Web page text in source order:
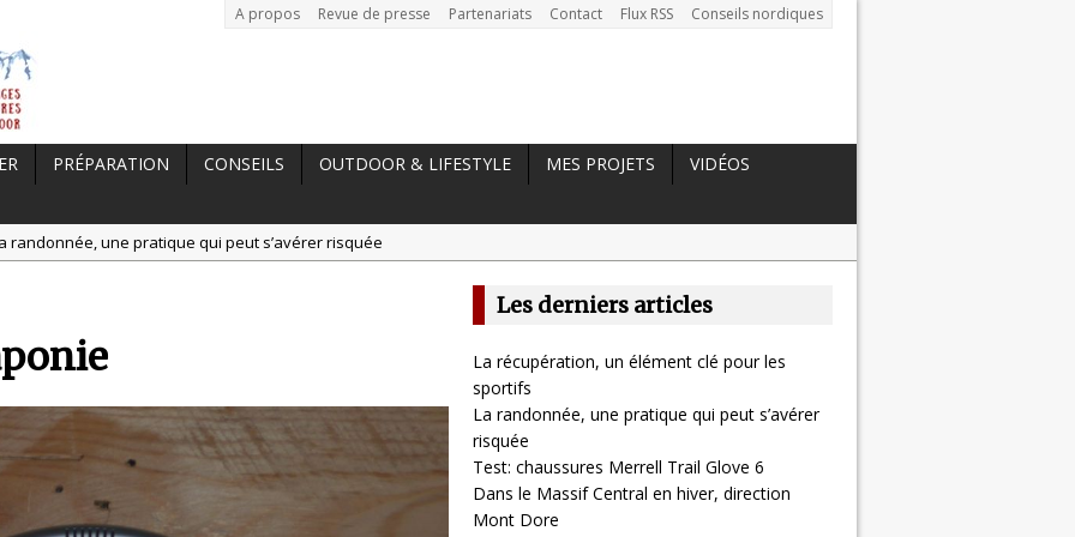
A propos Revue de presse Partenariats Contact Flux RSS Conseils nordiques
PRÉPARATION CONSEILS OUTDOOR & LIFESTYLE MES PROJETS
VIDÉOS
randonnée, une pratique qui peut s’avérer risquée
//
Garmin Epix 2, la meilleure montre pour TOUS les sportifs
//
Les derniers articles
La récupération, un élément clé pour les
sportifs
La randonnée, une pratique qui peut s’avérer
risquée
Test: chaussures Merrell Trail Glove 6
Dans le Massif Central en hiver, direction
Mont Dore